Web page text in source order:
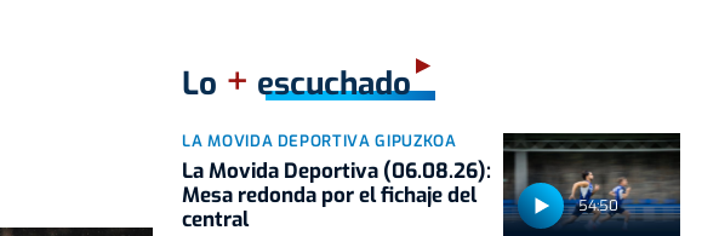
Lo + escuchado
54:50
LA MOVIDA DEPORTIVA GIPUZKOA
La Movida Deportiva (06.08.26):
Mesa redonda por el fichaje del
central